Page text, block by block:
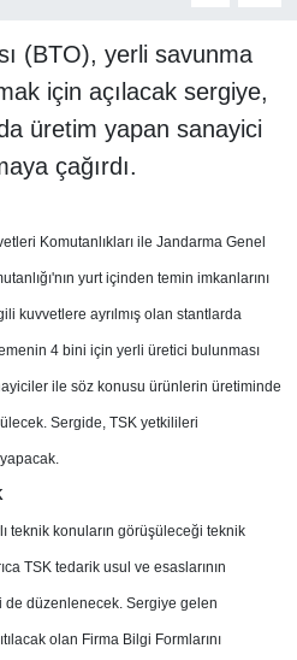
(BTO), yerli savunma
için açılacak sergiye,
üretim yapan sanayici
çağırdı.
Komutanlıkları ile Jandarma Genel
yurt içinden temin imkanlarını
kuvvetlere ayrılmış olan stantlarda
4 bini için yerli üretici bulunması
ile söz konusu ürünlerin üretiminde
Sergide, TSK yetkilileri
teknik konuların görüşüleceği teknik
TSK tedarik usul ve esaslarının
de düzenlenecek. Sergiye gelen
olan Firma Bilgi Formlarını